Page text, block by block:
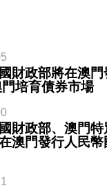
財政部將在澳
培育債券市場
財政部、澳門
澳門發行人民